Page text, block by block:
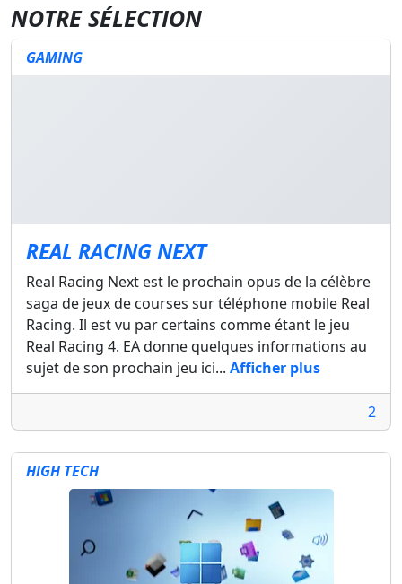
NOTRE SÉLECTION
GAMING
REAL RACING NEXT
Real Racing Next est le prochain opus de la célèbre
saga de jeux de courses sur téléphone mobile Real
Racing. Il est vu par certains comme étant le jeu
Real Racing 4. EA donne quelques informations au
sujet de son prochain jeu ici... Afficher plus
2
HIGH TECH